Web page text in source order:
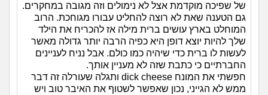
של שפיכה מוקדמת אצל לא נימולים וזה מגובה במחקרים.
גם הטענה שאת לא רוצה להחליט עבורו מגוחכת. הרוב
המוחלט בארץ עושים ברית מילה אז להכריח את הילד
שלך להיות יוצא דופן היא כפיה הרבה יותר גדולה מאשר
לעשות לו ברית כדי שיהיה כמו כולם. אבל נניח לעניינים
החברתיים כי כתבת שזה לא מעניין אותך.
חפשתי את המונח dick cheese ותגלה שעורלה זה דבר
ממש לא הגייני, נכון שאפשר לשטוף את האיבר טוב ויש